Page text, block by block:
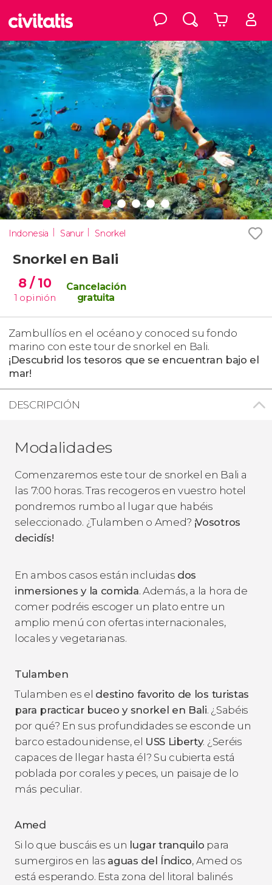
Indonesia Sanur Snorkel
Snorkel en Bali
8 / 10
1 opinión
Cancelación
gratuita
Zambullíos en el océano y conoced su fondo
marino con este tour de snorkel en Bali.
¡Descubrid los tesoros que se encuentran bajo el
mar!
DESCRIPCIÓN
Modalidades
Comenzaremos este tour de snorkel en Bali a
las 7:00 horas. Tras recogeros en vuestro hotel
pondremos rumbo al lugar que habéis
seleccionado. ¿Tulamben o Amed? ¡Vosotros
decidís!
En ambos casos están incluidas dos
inmersiones y la comida. Además, a la hora de
comer podréis escoger un plato entre un
amplio menú con ofertas internacionales,
locales y vegetarianas.
Tulamben
Tulamben es el destino favorito de los turistas
para practicar buceo y snorkel en Bali. ¿Sabéis
por qué? En sus profundidades se esconde un
barco estadounidense, el USS Liberty. ¿Seréis
capaces de llegar hasta él? Su cubierta está
poblada por corales y peces, un paisaje de lo
más peculiar.
Amed
Si lo que buscáis es un lugar tranquilo para
sumergiros en las aguas del Índico, Amed os
está esperando. Esta zona del litoral balinés